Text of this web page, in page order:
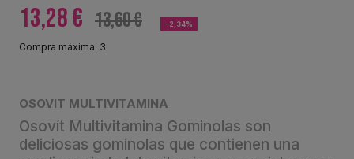
13,28 € 13,60 € -2,34%
Compra máxima: 3
OSOVIT MULTIVITAMINA
Osovít Multivitamina Gominolas son
deliciosas gominolas que contienen una